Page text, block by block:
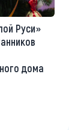
Руси»
дома